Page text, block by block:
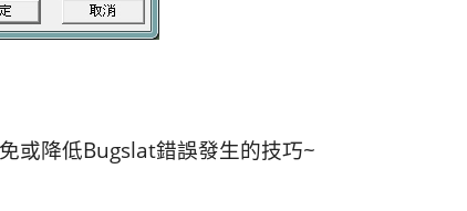
或降低Bugslat錯誤發生的技巧~